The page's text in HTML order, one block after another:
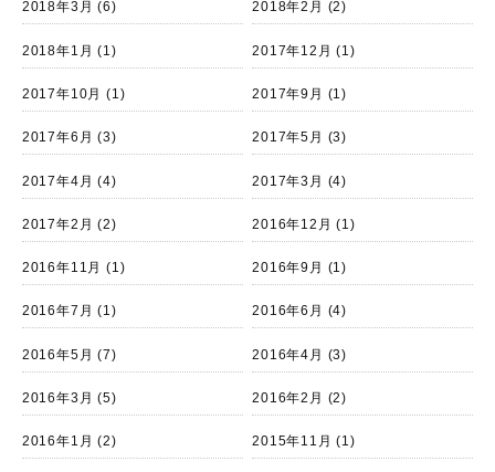
2018年3月 (6) 2018年2月 (2)
2018年1月 (1) 2017年12月 (1)
2017年10月 (1) 2017年9月 (1)
2017年6月 (3) 2017年5月 (3)
2017年4月 (4) 2017年3月 (4)
2017年2月 (2) 2016年12月 (1)
2016年11月 (1) 2016年9月 (1)
2016年7月 (1) 2016年6月 (4)
2016年5月 (7) 2016年4月 (3)
2016年3月 (5) 2016年2月 (2)
2016年1月 (2) 2015年11月 (1)